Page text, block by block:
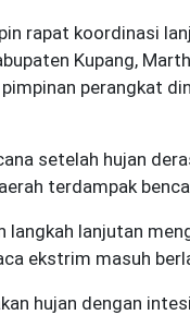
rapat koordinasi
Kupang,
perangkat
setelah hujan
terdampak
lanjutan
ekstrim masuh
hujan dengan